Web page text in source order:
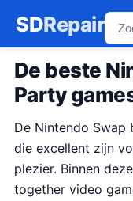
SDRepair
De beste
Party
De Nintendo Swap
die excellent zijn
plezier. Binnen
together video